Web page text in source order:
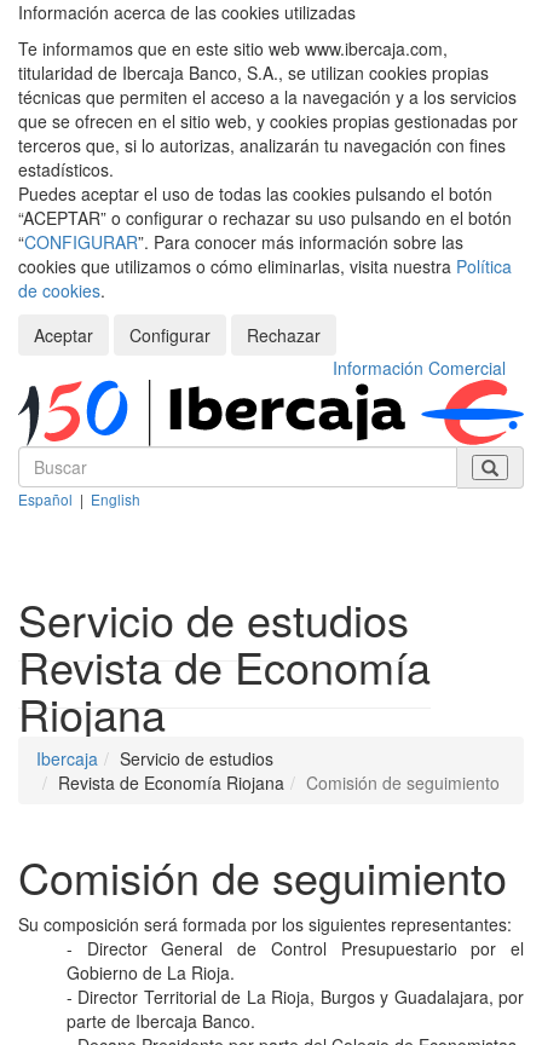
Información acerca de las cookies utilizadas
Te informamos que en este sitio web www.ibercaja.com,
titularidad de Ibercaja Banco, S.A., se utilizan cookies propias
técnicas que permiten el acceso a la navegación y a los servicios
que se ofrecen en el sitio web, y cookies propias gestionadas por
terceros que, si lo autorizas, analizarán tu navegación con fines
estadísticos.
Puedes aceptar el uso de todas las cookies pulsando el botón
“ACEPTAR” o configurar o rechazar su uso pulsando en el botón
“CONFIGURAR”. Para conocer más información sobre las
cookies que utilizamos o cómo eliminarlas, visita nuestra Política
de cookies.
Aceptar
Configurar
Rechazar
Información Comercial
Español | English
Servicio de estudios
Revista de Economía
Riojana
Ibercaja
Servicio de estudios
Revista de Economía Riojana
Comisión de seguimiento
Comisión de seguimiento
Su composición será formada por los siguientes representantes:
- Director General de Control Presupuestario por el
Gobierno de La Rioja.
- Director Territorial de La Rioja, Burgos y Guadalajara, por
parte de Ibercaja Banco.